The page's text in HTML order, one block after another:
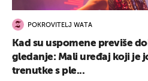
POKROVITELJ WATA
Kad su uspomene previše
gledanje: Mali uređaj koji je
trenutke s ple...